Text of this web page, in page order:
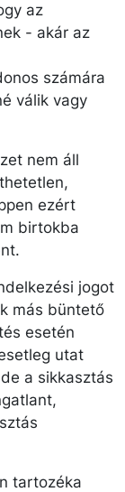
az
- akár az
számára
válik vagy
nem áll
ezért
birtokba
jogot
más büntető
esetén
utat
a sikkasztás
tartozéka